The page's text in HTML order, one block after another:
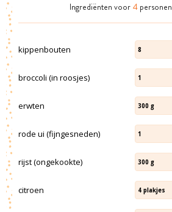
Ingrediënten voor 4 personen
kippenbouten 8
broccoli (in roosjes) 1
erwten 300 g
rode ui (fijngesneden) 1
rijst (ongekookte) 300 g
citroen 4 plakjes